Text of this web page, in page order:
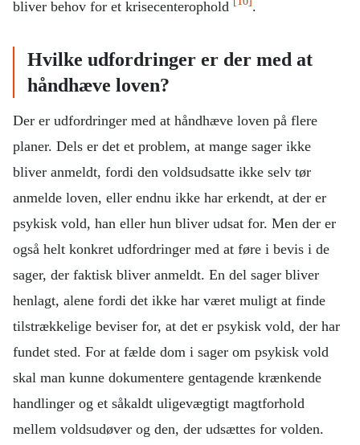
bliver behov for et krisecenterophold
.
Hvilke udfordringer er der med at
håndhæve loven?
Der er udfordringer med at håndhæve loven på flere
planer. Dels er det et problem, at mange sager ikke
bliver anmeldt, fordi den voldsudsatte ikke selv tør
anmelde loven, eller endnu ikke har erkendt, at der er
psykisk vold, han eller hun bliver udsat for. Men der er
også helt konkret udfordringer med at føre i bevis i de
sager, der faktisk bliver anmeldt. En del sager bliver
henlagt, alene fordi det ikke har været muligt at finde
tilstrækkelige beviser for, at det er psykisk vold, der har
fundet sted. For at fælde dom i sager om psykisk vold
skal man kunne dokumentere gentagende krænkende
handlinger og et såkaldt uligevægtigt magtforhold
mellem voldsudøver og den, der udsættes for volden.